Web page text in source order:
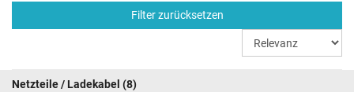
Filter zurücksetzen
Netzteile / Ladekabel (8)